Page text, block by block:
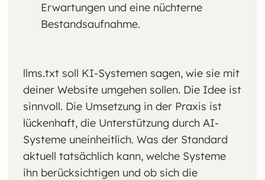
Erwartungen und eine nüchterne
Bestandsaufnahme.
llms.txt soll KI-Systemen sagen, wie sie mit
deiner Website umgehen sollen. Die Idee ist
sinnvoll. Die Umsetzung in der Praxis ist
lückenhaft, die Unterstützung durch AI-
Systeme uneinheitlich. Was der Standard
aktuell tatsächlich kann, welche Systeme
ihn berücksichtigen und ob sich die